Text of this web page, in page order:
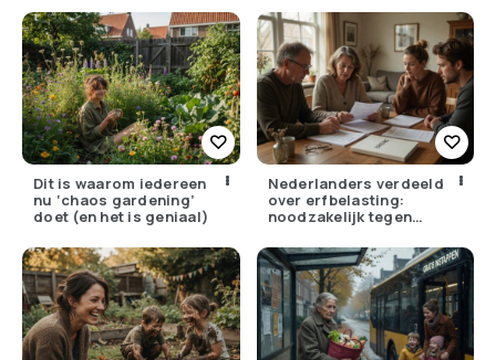
Dit is waarom iedereen
nu ‘chaos gardening’
doet (en het is geniaal)
Nederlanders verdeeld
over erfbelasting:
noodzakelijk tegen